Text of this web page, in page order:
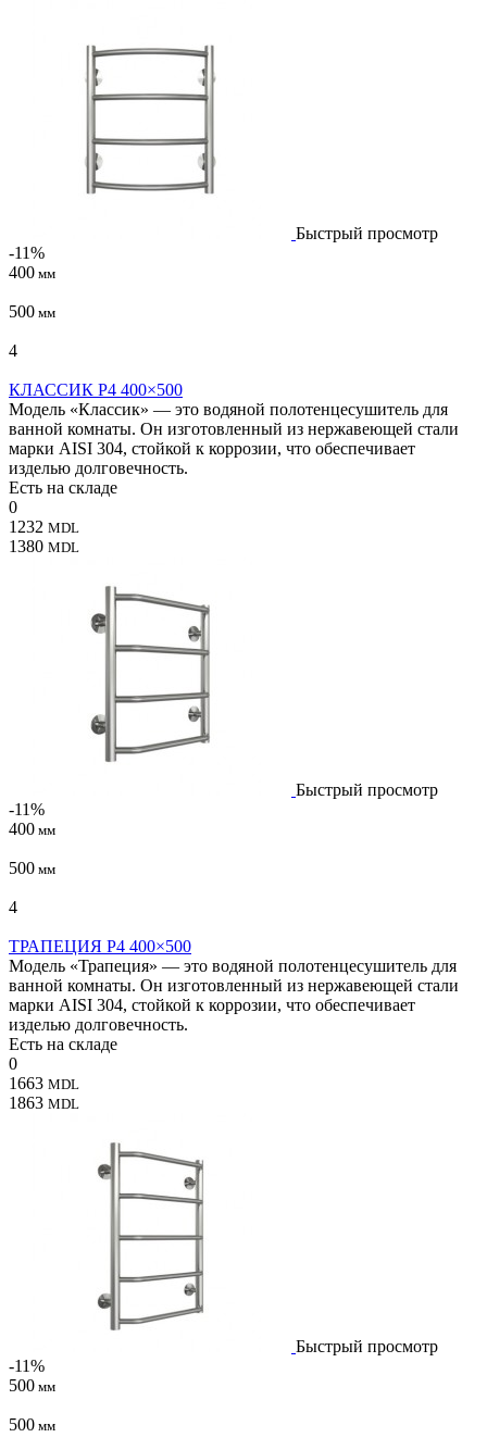
Быстрый просмотр
-11%
400 мм
500 мм
4
КЛАССИК P4 400×500
Модель «Классик» — это водяной полотенцесушитель для
ванной комнаты. Он изготовленный из нержавеющей стали
марки AISI 304, стойкой к коррозии, что обеспечивает
изделью долговечность.
Есть на складе
0
1232 MDL
1380 MDL
Быстрый просмотр
-11%
400 мм
500 мм
4
ТРАПЕЦИЯ P4 400×500
Модель «Трапеция» — это водяной полотенцесушитель для
ванной комнаты. Он изготовленный из нержавеющей стали
марки AISI 304, стойкой к коррозии, что обеспечивает
изделью долговечность.
Есть на складе
0
1663 MDL
1863 MDL
Быстрый просмотр
-11%
500 мм
500 мм